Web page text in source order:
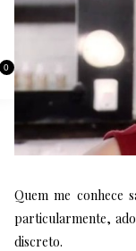
0
Quem me conhece
particularmente,
discreto.